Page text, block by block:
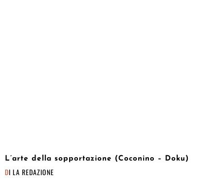
L’arte della sopportazione (Coconino – Doku)
DI LA REDAZIONE